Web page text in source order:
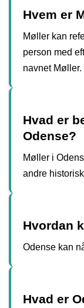
Hvem er
Møller kan
person med
navnet Møller.
Hvad er
Odense?
Møller i
andre
Hvordan
Odense kan
Hvad er